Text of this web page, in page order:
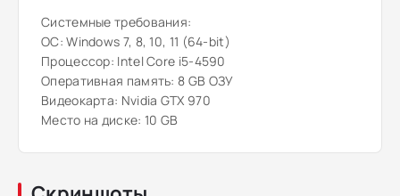
Системные требования:
ОС: Windows 7, 8, 10, 11 (64-bit)
Процессор: Intel Core i5-4590
Оперативная память: 8 GB ОЗУ
Видеокарта: Nvidia GTX 970
Место на диске: 10 GB